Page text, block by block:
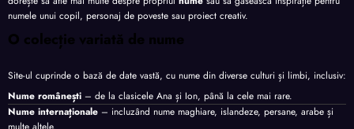
numele unui copil, personaj de poveste sau proiect creativ.
O colecție variată de nume
Site-ul cuprinde o bază de date vastă, cu nume din diverse culturi și limbi, inclusiv:
Nume românești – de la clasicele Ana și Ion, până la cele mai rare.
Nume internaționale – incluzând nume maghiare, islandeze, persane, arabe și